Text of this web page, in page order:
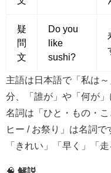
疑
問
文
Do you
like
sushi?
主語は日本語で「私は
分、「誰が」や「何が」
名詞は「ひと・もの・
ヒー / お祭り」は名詞で
「きれい」「早く」「